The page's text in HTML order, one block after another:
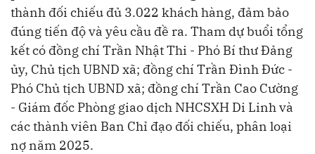
thành đối chiếu đủ 3.022 khách hàng, đảm bảo
đúng tiến độ và yêu cầu đề ra. Tham dự buổi tổng
kết có đồng chí Trần Nhật Thi - Phó Bí thư Đảng
ủy, Chủ tịch UBND xã; đồng chí Trần Đình Đức -
Phó Chủ tịch UBND xã; đồng chí Trần Cao Cường
- Giám đốc Phòng giao dịch NHCSXH Di Linh và
các thành viên Ban Chỉ đạo đối chiếu, phân loại
nợ năm 2025.